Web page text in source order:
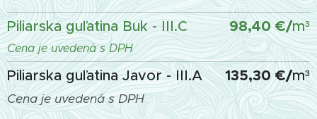
Piliarska guľatina Buk - III.C
Cena je uvedená s DPH
98,40 €/m³
Piliarska guľatina Javor - III.A
Cena je uvedená s DPH
135,30 €/m³